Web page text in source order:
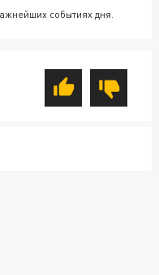
событиях дня.